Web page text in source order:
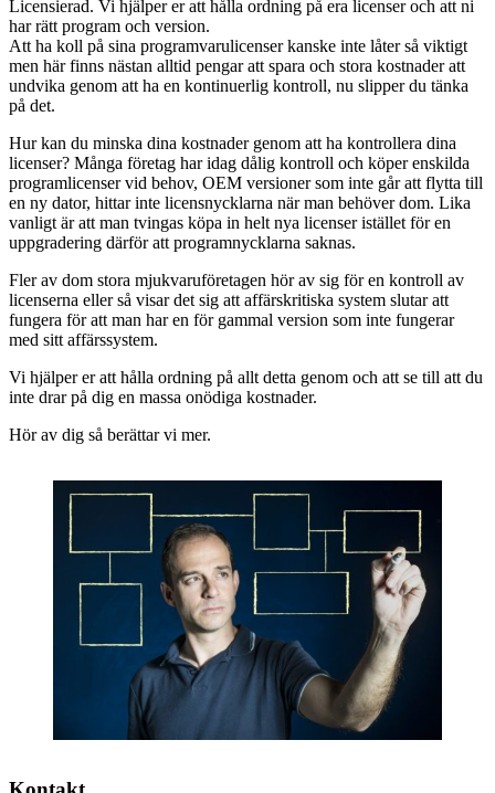
Licensierad. Vi hjälper er att hålla ordning på era licenser och att ni
har rätt program och version.
Att ha koll på sina programvarulicenser kanske inte låter så viktigt
men här finns nästan alltid pengar att spara och stora kostnader att
undvika genom att ha en kontinuerlig kontroll, nu slipper du tänka
på det.
Hur kan du minska dina kostnader genom att ha kontrollera dina
licenser? Många företag har idag dålig kontroll och köper enskilda
programlicenser vid behov, OEM versioner som inte går att flytta till
en ny dator, hittar inte licensnycklarna när man behöver dom. Lika
vanligt är att man tvingas köpa in helt nya licenser istället för en
uppgradering därför att programnycklarna saknas.
Fler av dom stora mjukvaruföretagen hör av sig för en kontroll av
licenserna eller så visar det sig att affärskritiska system slutar att
fungera för att man har en för gammal version som inte fungerar
med sitt affärssystem.
Vi hjälper er att hålla ordning på allt detta genom och att se till att du
inte drar på dig en massa onödiga kostnader.
Hör av dig så berättar vi mer.